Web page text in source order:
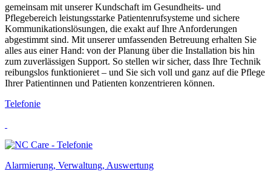
gemeinsam mit unserer Kundschaft im Gesundheits- und
Pflegebereich leistungsstarke Patientenrufsysteme und sichere
Kommunikationslösungen, die exakt auf Ihre Anforderungen
abgestimmt sind. Mit unserer umfassenden Betreuung erhalten Sie
alles aus einer Hand: von der Planung über die Installation bis hin
zum zuverlässigen Support. So stellen wir sicher, dass Ihre Technik
reibungslos funktionieret – und Sie sich voll und ganz auf die Pflege
Ihrer Patientinnen und Patienten konzentrieren können.
Telefonie
Alarmierung, Verwaltung, Auswertung